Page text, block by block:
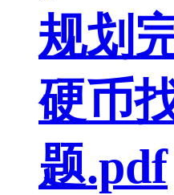
规划
硬币
题.pdf